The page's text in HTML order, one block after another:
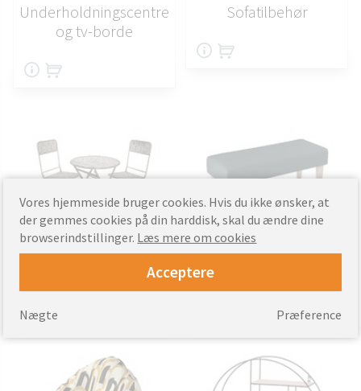
Underholdningscentre
og tv-borde
Sofatilbehør
Udendørsmøbler
Vores hjemmeside bruger cookies. Hvis du ikke ønsker, at
der gemmes cookies på din harddisk, skal du ændre dine
browserindstillinger. Læs mere om cookies
Acceptere
Præference
Nægte